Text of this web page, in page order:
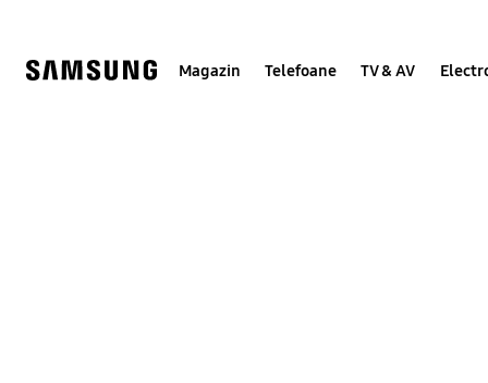
Magazin Telefoane TV & AV